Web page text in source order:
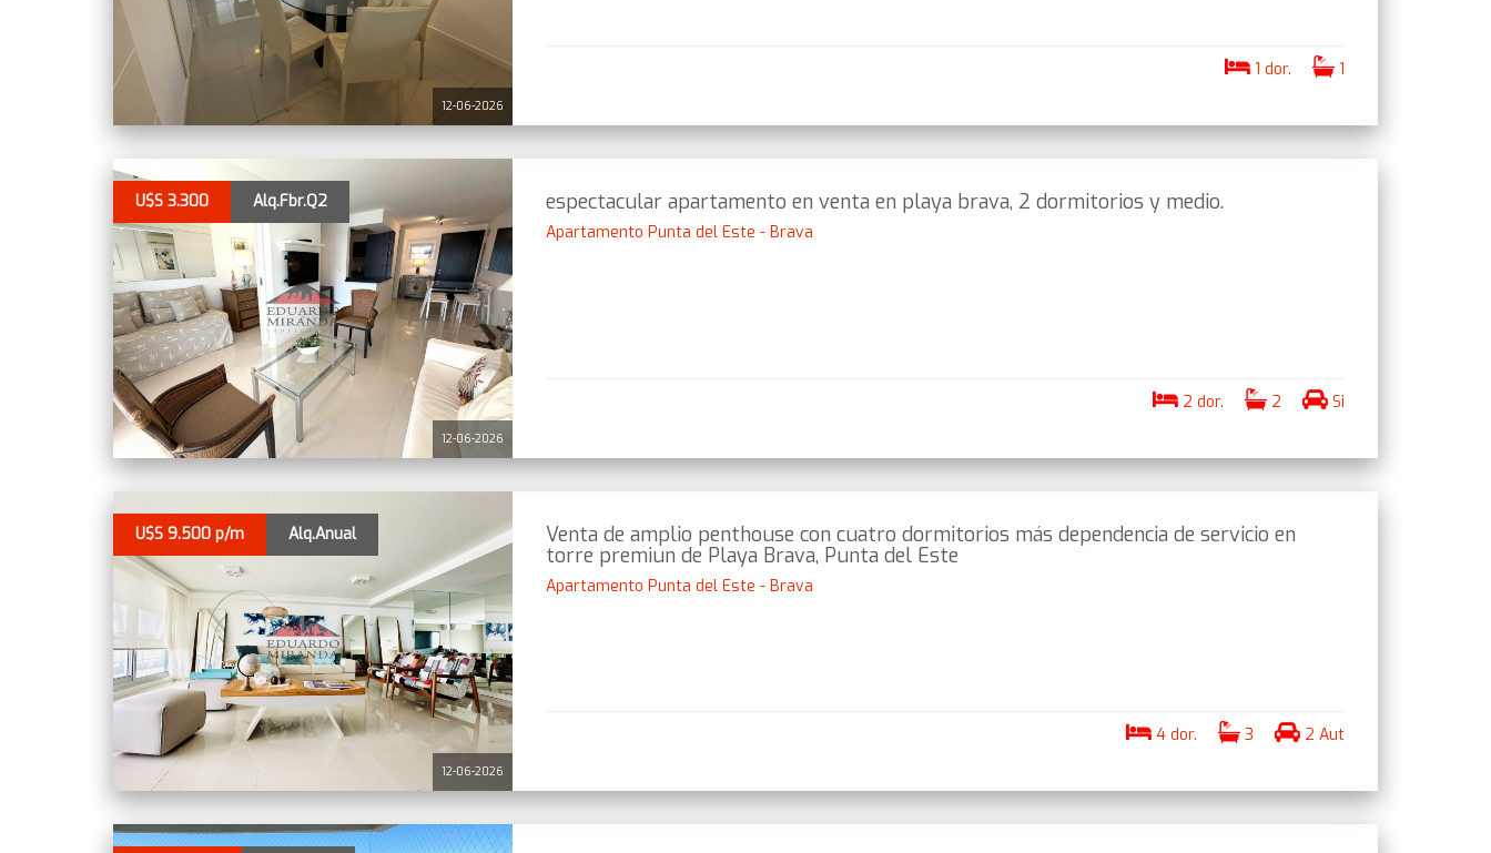
12-06-2026
1 dor. 1
12-06-2026
U$S 3.300 Alq.Fbr.Q2 espectacular apartamento en venta en playa brava, 2 dormitorios y medio.
Apartamento Punta del Este - Brava
2 dor. 2 Si
12-06-2026
U$S 9.500 p/m Alq.Anual Venta de amplio penthouse con cuatro dormitorios más dependencia de servicio en
torre premiun de Playa Brava, Punta del Este
Apartamento Punta del Este - Brava
4 dor. 3 2 Aut